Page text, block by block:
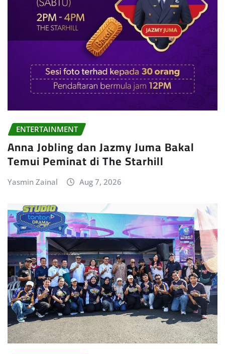
ENTERTAINMENT
Anna Jobling dan Jazmy Juma Bakal
Temui Peminat di The Starhill
Yasmin Zainal Aug 7, 2026